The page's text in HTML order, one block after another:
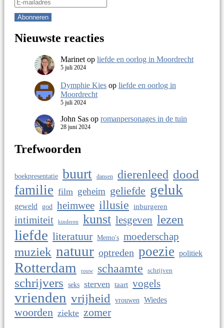
Nieuwste reacties
Marinet op liefde en oorlog in Moordrecht
5 juli 2024
Dymphie Kies op liefde en oorlog in
Moordrecht
5 juli 2024
John Sas op romanpersonages in de tuin
28 juni 2024
Trefwoorden
boekpresentatie buurt dansen dierenleed dood
familie film geheim geliefde geluk
geweld god heimwee illusie inburgeren
intimiteit kinderen kunst lesgeven lezen
liefde literatuur Memo's moederschap
muziek natuur optreden poezie politiek
Rotterdam rouw schaamte schrijven
schrijvers seks sterven taart vogels
vrienden vrijheid vrouwen Wiedes
woorden ziekte zomer